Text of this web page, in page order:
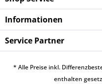
Informationen
Service Partner
* Alle Preise inkl.
enthalten